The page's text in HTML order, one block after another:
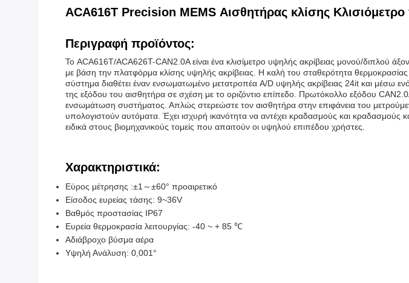
ACA616T Precision MEMS Αισθητήρας κλίσης
Περιγραφή προϊόντος:
Το ACA616T/ACA626T-CAN2.0A είναι ένα κλισίμετρο υψηλής ακρίβειας μονού/διπλού
με βάση την πλατφόρμα κλίσης υψηλής ακρίβειας. Η καλή του σταθερότητα
σύστημα διαθέτει έναν ενσωματωμένο μετατροπέα A/D υψηλής ακρίβειας 24it και μέσω
της εξόδου του αισθητήρα σε σχέση με το οριζόντιο επίπεδο. Πρωτόκολλο εξόδου
ενσωμάτωση συστήματος. Απλώς στερεώστε τον αισθητήρα στην επιφάνεια του
υπολογιστούν αυτόματα. Έχει ισχυρή ικανότητα να αντέχει κραδασμούς και κραδασμούς
ειδικά στους βιομηχανικούς τομείς που απαιτούν οι υψηλού επιπέδου χρήστες.
Χαρακτηριστικά:
Εύρος μέτρησης :±1～±60° προαιρετικό
Είσοδος ευρείας τάσης: 9~36V
Βαθμός προστασίας IP67
Ευρεία θερμοκρασία λειτουργίας: -40 ~ + 85 ℃
Αδιάβροχο βύσμα αέρα
Υψηλή Ανάλυση: 0,001°